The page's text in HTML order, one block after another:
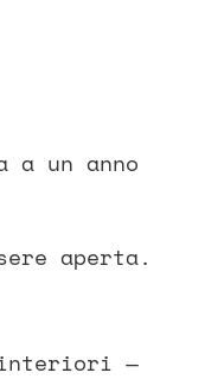
un anno
aperta.
interiori —